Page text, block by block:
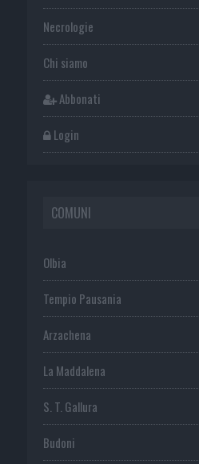
Necrologie
Chi siamo
Abbonati
Login
COMUNI
Olbia
Tempio Pausania
Arzachena
La Maddalena
S. T. Gallura
Budoni